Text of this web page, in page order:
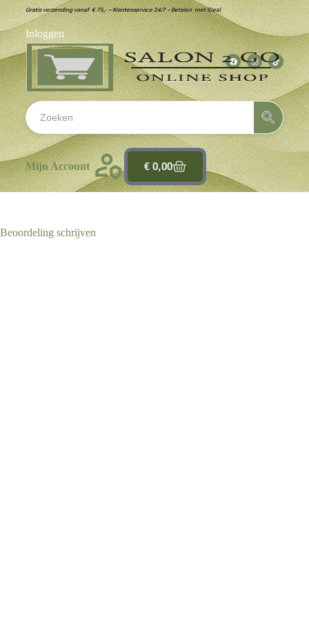
Gratis verzending vanaf € 75,- – Klantenservice 24/7 – Betalen met iDeal
Inloggen
Mijn Account €0,00
Beoordeling schrijven